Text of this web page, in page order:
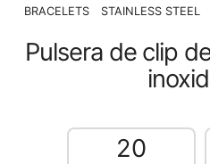
BRACELETS STAINLESS STEEL
Pulsera de clip
20